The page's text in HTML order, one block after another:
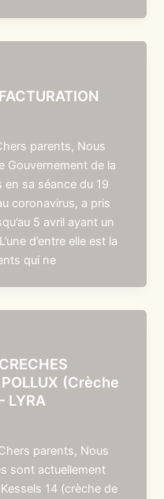
parents, Nous
Gouvernement de la
en sa séance du 19
coronavirus, a pris
5 avril ayant un
d’entre elle est la
qui ne
POLLUX (Crèche
LYRA
parents, Nous
sont actuellement
14 (crèche de